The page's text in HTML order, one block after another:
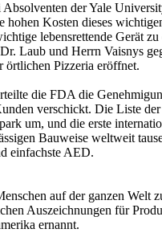
der Yale
Kosten dieses
lebensrettende Gerät
Laub und Herrn Vaisnys
örtlichen Pizzeria eröffnet.
die FDA die
verschickt. Die Liste
um, und die erste
Bauweise weltweit
einfachste AED.
auf der ganzen
Auszeichnungen für
ernannt.